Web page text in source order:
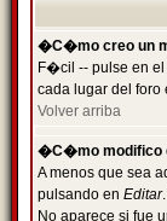
�C�mo creo un
F�cil -- pulse en
cada lugar del
Volver arriba
�C�mo modifico
A menos que sea
pulsando en Editar
No aparece si fue